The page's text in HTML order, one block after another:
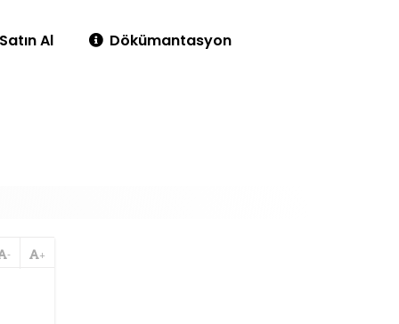
Satın Al Dökümantasyon
+
-